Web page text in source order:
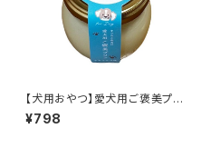
【犬用おやつ】愛犬用ご褒美プリ
ン ヤギミルク味 70g
¥798